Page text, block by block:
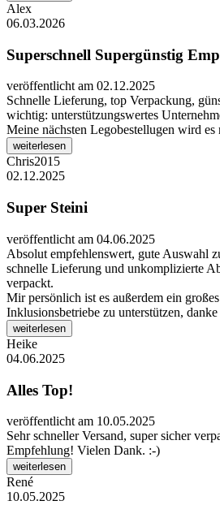
Alex
06.03.2026
Superschnell Supergünstig
veröffentlicht am 02.12.2025
Schnelle Lieferung, top Verpackung,
wichtig: unterstützungswertes
Meine nächsten Legobestellugen wird es
weiterlesen
Chris2015
02.12.2025
Super Steini
veröffentlicht am 04.06.2025
Absolut empfehlenswert, gute Auswahl
schnelle Lieferung und unkomplizierte
verpackt.
Mir persönlich ist es außerdem ein
Inklusionsbetriebe zu unterstützen, danke
weiterlesen
Heike
04.06.2025
Alles Top!
veröffentlicht am 10.05.2025
Sehr schneller Versand, super sicher
Empfehlung! Vielen Dank. :-)
weiterlesen
René
10.05.2025